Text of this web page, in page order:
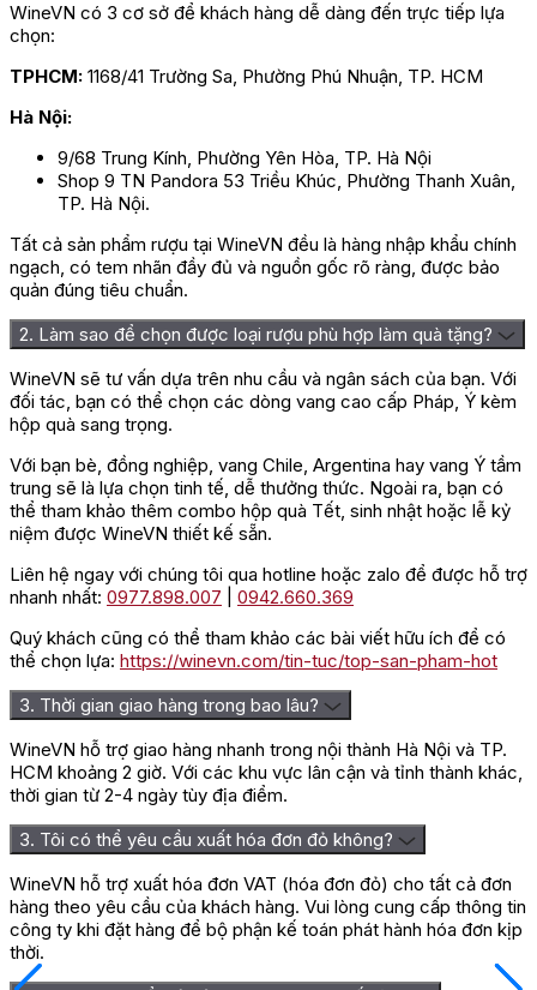
WineVN có 3 cơ sở để khách hàng dễ dàng đến trực tiếp lựa
chọn:
TPHCM: 1168/41 Trường Sa, Phường Phú Nhuận, TP. HCM
Hà Nội:
9/68 Trung Kính, Phường Yên Hòa, TP. Hà Nội
Shop 9 TN Pandora 53 Triều Khúc, Phường Thanh Xuân,
TP. Hà Nội.
Tất cả sản phẩm rượu tại WineVN đều là hàng nhập khẩu chính
ngạch, có tem nhãn đầy đủ và nguồn gốc rõ ràng, được bảo
quản đúng tiêu chuẩn.
2. Làm sao để chọn được loại rượu phù hợp làm quà tặng?
WineVN sẽ tư vấn dựa trên nhu cầu và ngân sách của bạn. Với
đối tác, bạn có thể chọn các dòng vang cao cấp Pháp, Ý kèm
hộp quà sang trọng.
Với bạn bè, đồng nghiệp, vang Chile, Argentina hay vang Ý tầm
trung sẽ là lựa chọn tinh tế, dễ thưởng thức. Ngoài ra, bạn có
thể tham khảo thêm combo hộp quà Tết, sinh nhật hoặc lễ kỷ
niệm được WineVN thiết kế sẵn.
Liên hệ ngay với chúng tôi qua hotline hoặc zalo để được hỗ trợ
nhanh nhất: 0977.898.007
0942.660.369
Quý khách cũng có thể tham khảo các bài viết hữu ích để có
thể chọn lựa: https://winevn.com/tin-tuc/top-san-pham-hot
3. Thời gian giao hàng trong bao lâu?
WineVN hỗ trợ giao hàng nhanh trong nội thành Hà Nội và TP.
HCM khoảng 2 giờ. Với các khu vực lân cận và tỉnh thành khác,
thời gian từ 2-4 ngày tùy địa điểm.
3. Tôi có thể yêu cầu xuất hóa đơn đỏ không?
WineVN hỗ trợ xuất hóa đơn VAT (hóa đơn đỏ) cho tất cả đơn
hàng theo yêu cầu của khách hàng. Vui lòng cung cấp thông tin
công ty khi đặt hàng để bộ phận kế toán phát hành hóa đơn kịp
thời.